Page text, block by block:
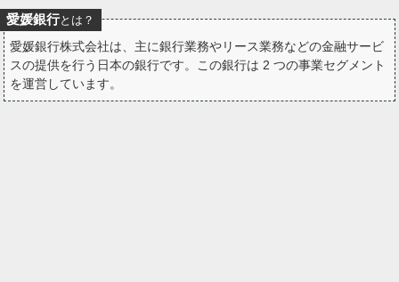
ー
ク
愛媛銀行とは？
愛媛銀行株式会社は、主に銀行業務やリース業務などの金融サービ
スの提供を行う日本の銀行です。この銀行は 2 つの事業セグメント
を運営しています。